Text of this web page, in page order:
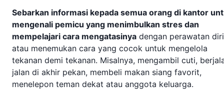
Sebarkan informasi kepada semua orang di kantor
mengenali pemicu yang menimbulkan stres dan
mempelajari cara mengatasinya dengan perawatan diri
atau menemukan cara yang cocok untuk mengelola
tekanan demi tekanan. Misalnya, mengambil cuti,
jalan di akhir pekan, membeli makan siang favorit,
menelepon teman dekat atau anggota keluarga.